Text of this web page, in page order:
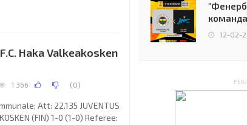
Elinskas, Aleksey
Sergey Kravchenko, Viktor
Haka Valkeakosken
1 366 (0)
Att: 22.135 JUVENTUS
(FIN) 1-0 (1-0) Referee:
путь в
12-02-